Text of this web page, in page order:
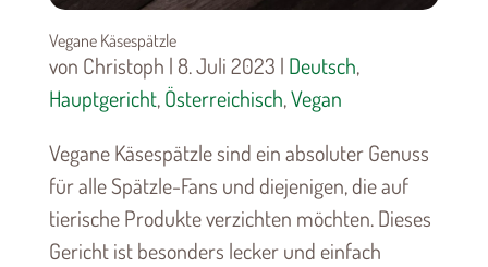
Vegane Käsespätzle
von Christoph | 8. Juli 2023 | Deutsch,
Hauptgericht,Österreichisch,Vegan
Vegane Käsespätzle sind ein absoluter Genuss
für alle Spätzle-Fans und diejenigen, die auf
tierische Produkte verzichten möchten. Dieses
Gericht ist besonders lecker und einfach